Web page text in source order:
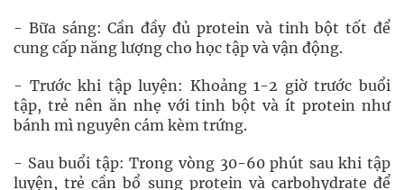
- Bữa sáng: Cần đầy đủ protein và tinh bột tốt để
cung cấp năng lượng cho học tập và vận động.
- Trước khi tập luyện: Khoảng 1-2 giờ trước buổi
tập, trẻ nên ăn nhẹ với tinh bột và ít protein như
bánh mì nguyên cám kèm trứng.
- Sau buổi tập: Trong vòng 30-60 phút sau khi tập
luyện, trẻ cần bổ sung protein và carbohydrate để